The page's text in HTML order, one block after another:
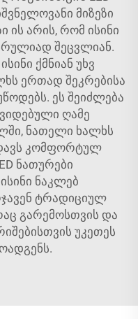
მიზეზი
ის არის, რომ ისინი
შეცვლიან.
ქმნიან უხვ
ერთად შეკრებისა
ეს შეიძლება
ღამე
ნათელი ხალხს
კომფორტულ
ნათურები
ნაკლებ
ტრადიციულ
გარემოსთვის და
უკეთეს